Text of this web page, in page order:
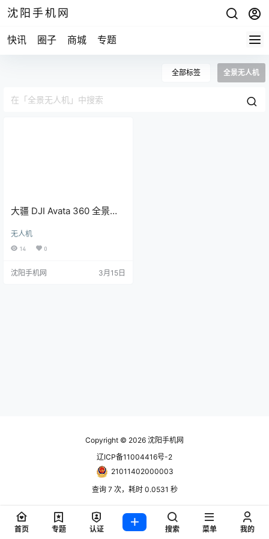
沈阳手机网
快讯 圈子 商城 专题
全部标签 全景无人机
大疆 DJI Avata 360 全景无
无人机
14 0
沈阳手机网 3月15日
Copyright © 2026 沈阳手机网
辽ICP备11004416号-2
21011402000003
查询 7 次，耗时 0.0531 秒
首页 专题 认证 搜索 菜单 我的